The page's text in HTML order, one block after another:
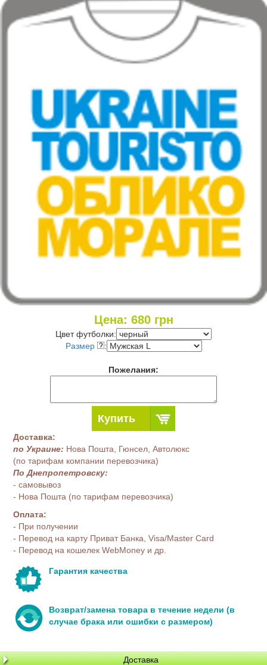
Цена: 680грн
Цвет футболки:
Размер
:
Пожелания:
Купить
Доставка:
по Украине: Нова Пошта, Гюнсел, Автолюкс
(по тарифам компании перевозчика)
По Днепропетровску:
- самовывоз
- Нова Пошта (по тарифам перевозчика)
Оплата:
- При получении
- Перевод на карту Приват Банка, Visa/Master Card
- Перевод на кошелек WebMoney и др.
Гарантия качества
Возврат/замена товара в течение недели (в
случае брака или ошибки с размером)
Доставка